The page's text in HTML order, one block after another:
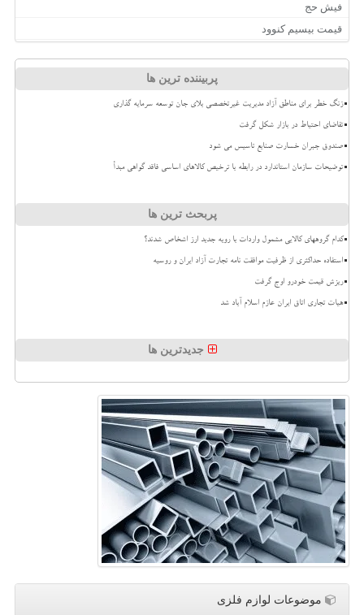
فیش حج
قیمت بیسیم کنوود
پربیننده ترین ها
زنگ خطر برای مناطق آزاد مدیریت غیرتخصصی بلای جان توسعه سرمایه گذاری
تقاضای احتیاط در بازار شکل گرفت
صندوق جبران خسارت صنایع تاسیس می شود
توضیحات سازمان استاندارد در رابطه با ترخیص کالاهای اساسی فاقد گواهی مبدأ
پربحث ترین ها
کدام گروههای کالایی مشمول واردات با رویه جدید ارز اشخاص شدند؟
استفاده حداکثری از ظرفیت موافقت نامه تجارت آزاد ایران و روسیه
ریزش قیمت خودرو اوج گرفت
هیات تجاری اتاق ایران عازم اسلام آباد شد
جدیدترین ها
موضوعات لوازم فلزی